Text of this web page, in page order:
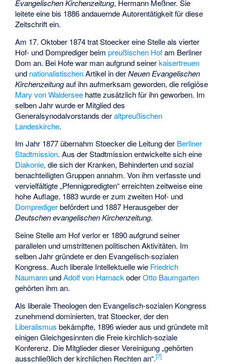
Evangelischen Kirchenzeitung, Hermann Meßner. Sie
leitete eine bis 1886 andauernde Autorentätigkeit für diese
Zeitschrift ein.
Am 17. Oktober 1874 trat Stoecker eine Stelle als vierter
Hof- und Domprediger beimpreußischen Hofam Berliner
Dom an. Bei Hofe war man aufgrund seinerkaisertreuen
und nationalistischenArtikel in derNeuen Evangelischen
Kirchenzeitungauf ihn aufmerksam geworden, die religiöse
Mary von Waldersee hatte zusätzlich für ihn geworben. Im
selben Jahr wurde er Mitglied des
Generalsynodalvorstands deraltpreußischen
Landeskirche.
Im Jahr 1877 übernahm Stoecker die Leitung der Berliner
Stadtmission. Aus der Stadtmission entwickelte sich eine
Diakonie, die sich der Kranken, Behinderten und sozial
benachteiligten Gruppen annahm. Von ihm verfasste und
vervielfältigte „Pfennigpredigten“ erreichten zeitweise eine
hohe Auflage. 1883 wurde er zum zweiten Hof- und
Dompredigerbefördert und 1887 Herausgeber der
Deutschen evangelischen Kirchenzeitung.
Seine Stelle am Hof verlor er 1890 aufgrund seiner
parallelen und umstrittenen politischen Aktivitäten. Im
selben Jahr gründete er den Evangelisch-sozialen
Kongress. Auch liberale Intellektuelle wie Friedrich
Naumann undAdolf von Harnack oderOtto Baumgarten
gehörten ihm an.
Als liberale Theologen den Evangelisch-sozialen Kongress
zunehmend dominierten, trat Stoecker, der den
Liberalismus bekämpfte, 1896 wieder aus und gründete mit
einigen Gleichgesinnten die Freie kirchlich-soziale
Konferenz. Die Mitglieder dieser Vereinigung „gehörten
ausschließlich der kirchlichen Rechten an“.[7]